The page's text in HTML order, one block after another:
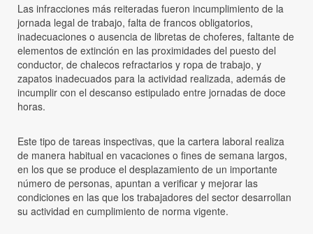
Las infracciones más reiteradas fueron incumplimiento de la
jornada legal de trabajo, falta de francos obligatorios,
inadecuaciones o ausencia de libretas de choferes, faltante de
elementos de extinción en las proximidades del puesto del
conductor, de chalecos refractarios y ropa de trabajo, y
zapatos inadecuados para la actividad realizada, además de
incumplir con el descanso estipulado entre jornadas de doce
horas.
Este tipo de tareas inspectivas, que la cartera laboral realiza
de manera habitual en vacaciones o fines de semana largos,
en los que se produce el desplazamiento de un importante
número de personas, apuntan a verificar y mejorar las
condiciones en las que los trabajadores del sector desarrollan
su actividad en cumplimiento de norma vigente.